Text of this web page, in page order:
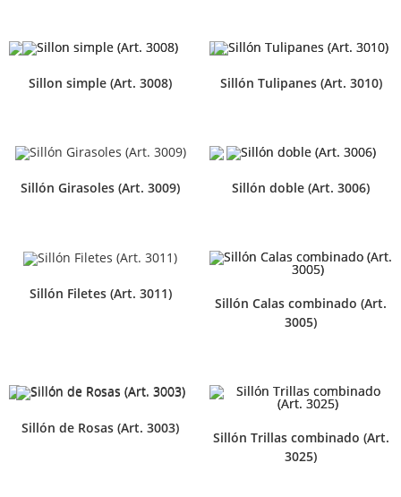
Sillon simple (Art. 3008) Sillón Tulipanes (Art. 3010)
Sillón Girasoles (Art. 3009) Sillón doble (Art. 3006)
Sillón Filetes (Art. 3011)
Sillón Calas combinado (Art.
3005)
Sillón de Rosas (Art. 3003)
Sillón Trillas combinado (Art.
3025)